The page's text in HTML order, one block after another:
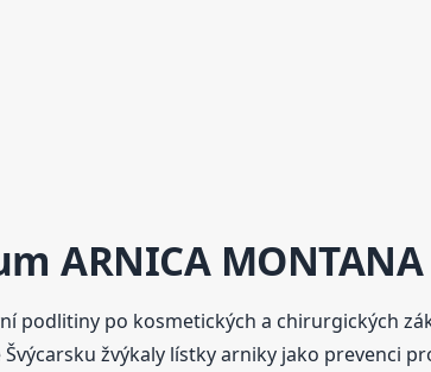
ARNICA MONTANA
podlitiny po kosmetických a chirurgických
žvýkaly lístky arniky jako prevenci